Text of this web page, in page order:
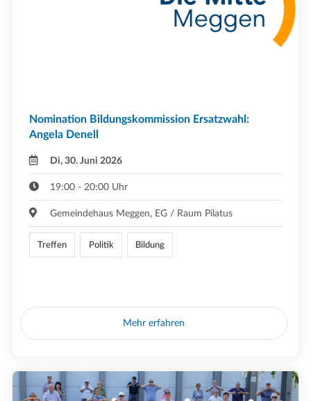
Nomination Bildungskommission Ersatzwahl:
Angela Denell
Di, 30. Juni 2026
19:00 - 20:00 Uhr
Gemeindehaus Meggen, EG / Raum Pilatus
Treffen Politik Bildung
Mehr erfahren